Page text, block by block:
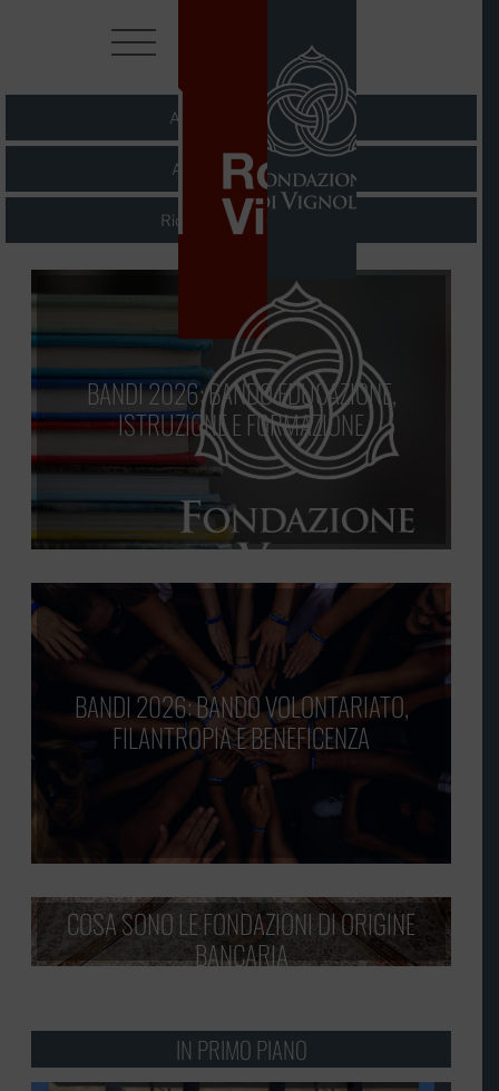
Assetto Istituzionale
Attività Istituzionale
Richieste di Contributo
BANDI 2026: BANDO EDUCAZIONE,
ISTRUZIONE E FORMAZIONE
BANDI 2026: BANDO VOLONTARIATO,
FILANTROPIA E BENEFICENZA
COSA SONO LE FONDAZIONI DI ORIGINE
BANCARIA
IN PRIMO PIANO